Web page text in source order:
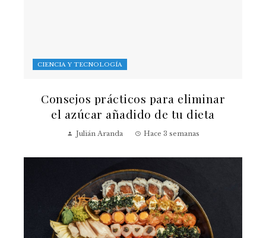
CIENCIA Y TECNOLOGÍA
Consejos prácticos para eliminar
el azúcar añadido de tu dieta
Julián Aranda Hace 3 semanas